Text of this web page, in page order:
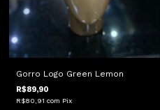
Gorro Logo Green Lemon
R$89,90
R$80,91 com Pix